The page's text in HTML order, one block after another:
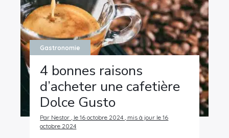
Gastronomie
4 bonnes raisons
d’acheter une cafetière
Dolce Gusto
Par Nestor , le 16 octobre 2024 , mis à jour le 16
octobre 2024